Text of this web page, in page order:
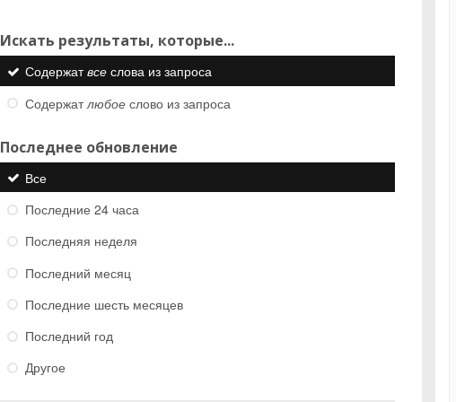
Искать результаты, которые...
Содержатвсеслова из запроса
Содержатлюбоеслово из запроса
Последнее обновление
Все
Последние 24 часа
Последняя неделя
Последний месяц
Последние шесть месяцев
Последний год
Другое